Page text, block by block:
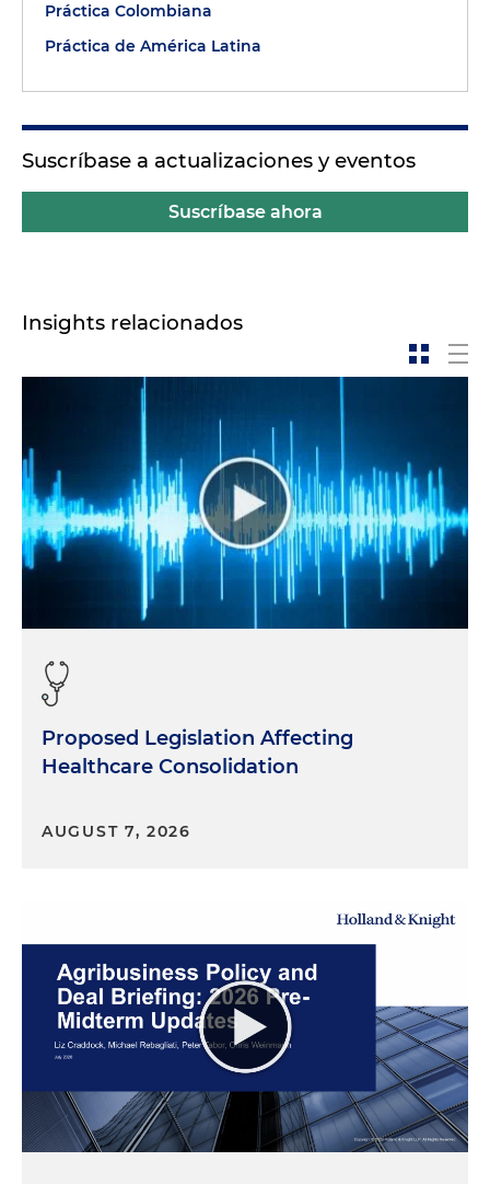
Práctica Colombiana
Práctica de América Latina
Suscríbase a actualizaciones y eventos
Suscríbase ahora
Insights relacionados
Proposed Legislation Affecting
Healthcare Consolidation
AUGUST 7, 2026